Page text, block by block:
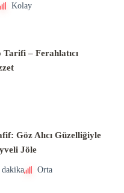
Kolay
Tarifi – Ferahlatıcı
Göz Alıcı Güzelliğiyle
Jöle
dakika Orta